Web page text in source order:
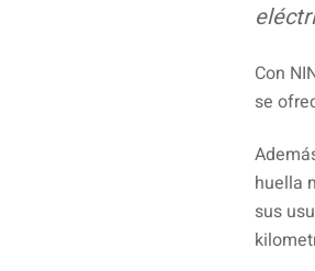
Con
se
huella
sus